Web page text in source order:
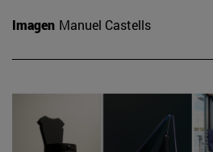
Imagen Manuel Castells